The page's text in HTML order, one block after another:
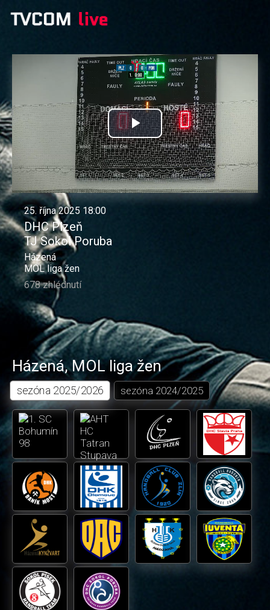
Přehrát
video
25. října 2025 18:00
DHC Plzeň
TJ Sokol Poruba
Házená
MOL liga žen
678 zhlédnutí
Házená,MOL liga žen
sezóna 2025/2026 sezóna 2024/2025